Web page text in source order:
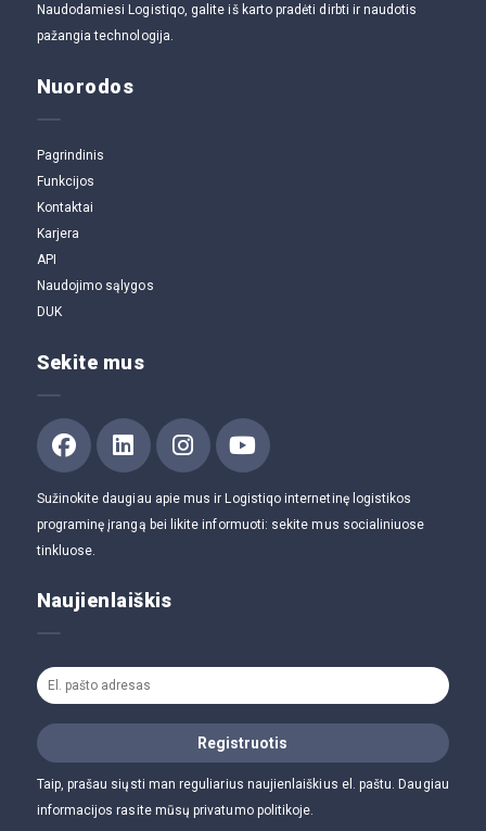
Naudodamiesi Logistiqo, galite iš karto pradėti dirbti ir naudotis
pažangia technologija.
Nuorodos
Pagrindinis
Funkcijos
Kontaktai
Karjera
API
Naudojimo sąlygos
DUK
Sekite mus
Sužinokite daugiau apie mus ir Logistiqo internetinę logistikos
programinę įrangą bei likite informuoti: sekite mus socialiniuose
tinkluose.
Naujienlaiškis
Taip, prašau siųsti man reguliarius naujienlaiškius el. paštu. Daugiau
informacijos rasite mūsų privatumo politikoje.